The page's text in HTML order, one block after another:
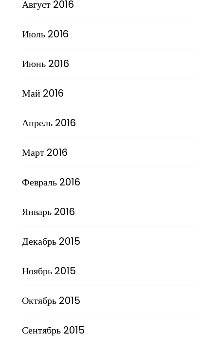
Август 2016
Июль 2016
Июнь 2016
Май 2016
Апрель 2016
Март 2016
Февраль 2016
Январь 2016
Декабрь 2015
Ноябрь 2015
Октябрь 2015
Сентябрь 2015